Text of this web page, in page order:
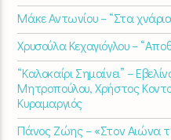
Μάκε Αντωνίου – “Στα
Χρυσούλα Κεχαγιόγλου –
“Καλοκαίρι Σημαίνει” –
Μητροπούλου, Χρήστος
Κυραμαργιός
Πάνος Ζώης – «Στον Αιώνα